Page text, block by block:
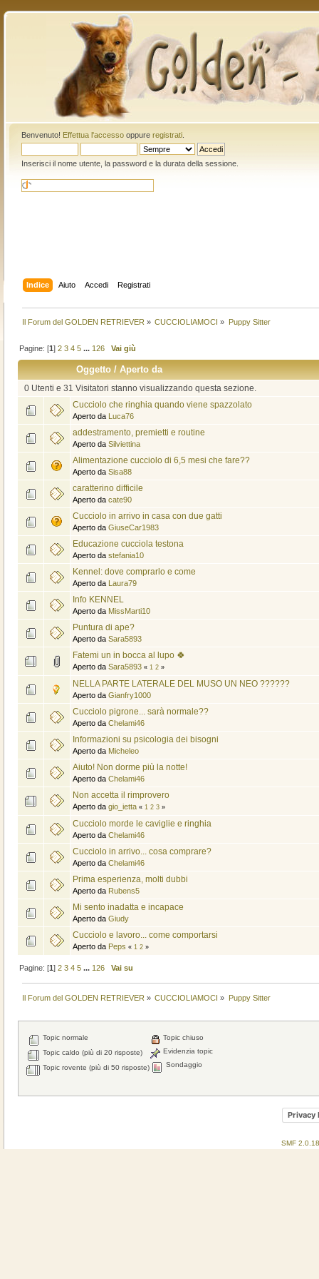
Benvenuto! Effettua l'accessooppure registrati.
Inserisci il nome utente, la password e la durata della sessione.
Indice Aiuto Accedi Registrati
Il Forum del GOLDEN RETRIEVER » CUCCIOLIAMOCI » Puppy Sitter
Pagine: [1]2 3 4 5 ... 126 Vai giù
Oggetto/Aperto da
0 Utenti e 31 Visitatori stanno visualizzando questa sezione.
Cucciolo che ringhia quando viene spazzolato
Aperto da Luca76
addestramento, premietti e routine
Aperto da Silviettina
Alimentazione cucciolo di 6,5 mesi che fare??
Aperto da Sisa88
caratterino difficile
Aperto da cate90
Cucciolo in arrivo in casa con due gatti
Aperto da GiuseCar1983
Educazione cucciola testona
Aperto da stefania10
Kennel: dove comprarlo e come
Aperto da Laura79
Info KENNEL
Aperto da MissMarti10
Puntura di ape?
Aperto da Sara5893
Fatemi un in bocca al lupo 🍀
Aperto da Sara5893 « 1 2»
NELLA PARTE LATERALE DEL MUSO UN NEO ??????
Aperto da Gianfry1000
Cucciolo pigrone... sarà normale??
Aperto da Chelami46
Informazioni su psicologia dei bisogni
Aperto da Micheleo
Aiuto! Non dorme più la notte!
Aperto da Chelami46
Non accetta il rimprovero
Aperto da gio_ietta « 1 2 3»
Cucciolo morde le caviglie e ringhia
Aperto da Chelami46
Cucciolo in arrivo... cosa comprare?
Aperto da Chelami46
Prima esperienza, molti dubbi
Aperto da Rubens5
Mi sento inadatta e incapace
Aperto da Giudy
Cucciolo e lavoro... come comportarsi
Aperto da Peps « 1 2»
Pagine: [1]2 3 4 5 ... 126 Vai su
Il Forum del GOLDEN RETRIEVER » CUCCIOLIAMOCI » Puppy Sitter
Topic normale
Topic caldo (più di 20 risposte)
Topic rovente (più di 50 risposte)
Topic chiuso
Evidenzia topic
Sondaggio
Privacy
SMF 2.0.18